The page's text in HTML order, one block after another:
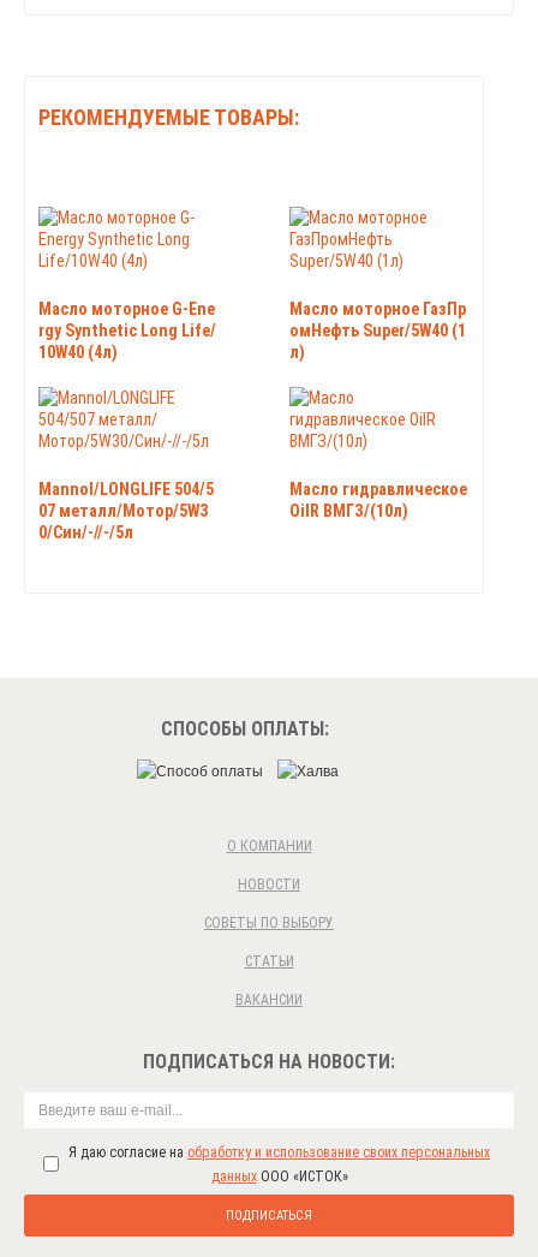
РЕКОМЕНДУЕМЫЕ ТОВАРЫ:
Масло моторное G-Ene
rgy Synthetic Long Life/
10W40 (4л)
Масло моторное ГазПр
омНефть Super/5W40 (1
л)
Mannol/LONGLIFE 504/5
07 металл/Мотор/5W3
0/Син/-//-/5л
Масло гидравлическое
OilR ВМГЗ/(10л)
СПОСОБЫ ОПЛАТЫ:
О КОМПАНИИ
НОВОСТИ
СОВЕТЫ ПО ВЫБОРУ
СТАТЬИ
ВАКАНСИИ
ПОДПИСАТЬСЯ НА НОВОСТИ:
Я даю согласие на обработку и использование своих персональных
данныхООО «ИСТОК»
ПОДПИСАТЬСЯ